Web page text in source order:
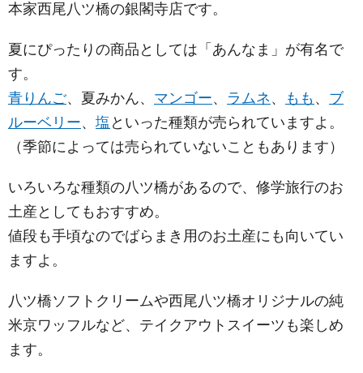
本家西尾八ツ橋の銀閣寺店です。
夏にぴったりの商品としては「あんなま」が有名で
す。
青りんご、夏みかん、 マンゴー、 ラムネ 、 もも 、 ブ
ルーベリー、 塩 といった種類が売られていますよ。
（季節によっては売られていないこともあります）
いろいろな種類の八ツ橋があるので、修学旅行のお
土産としてもおすすめ。
値段も手頃なのでばらまき用のお土産にも向いてい
ますよ。
八ツ橋ソフトクリームや西尾八ツ橋オリジナルの純
米京ワッフルなど、テイクアウトスイーツも楽しめ
ます。